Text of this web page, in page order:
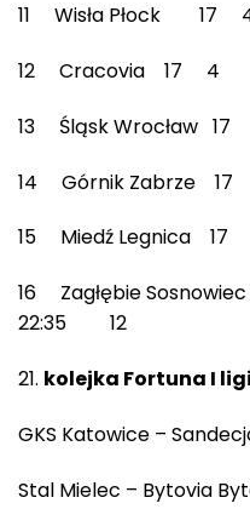
11 Wisła
12 Cracovia 17
13 Śląsk
14 Górnik
15 Miedź
16 Zagłębie
22:35 12
kolejka Fortuna I
GKS Katowice –
Stal Mielec – Bytovia